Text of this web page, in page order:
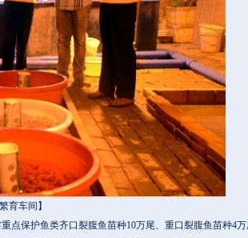
育车间】
保护鱼类齐口裂腹鱼苗种10万尾、重口裂腹鱼苗种4万